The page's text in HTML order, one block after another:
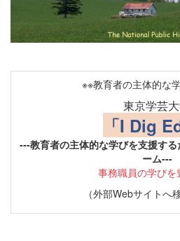
※※教育者の主体的な
東京学芸
「I Dig
---教育者の主体的な学びを支援す
ーム---
事務職員の学びを
（外部Webサイトへ